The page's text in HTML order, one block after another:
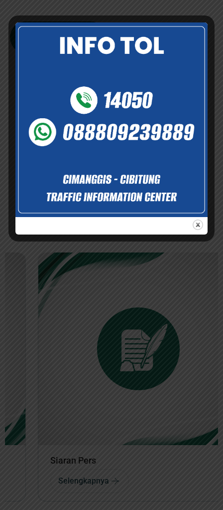
Selengkapnya
Informasi dan Layanan
Informasi dan dukungan layanan yang tersedia demi
Siaran Pers
Selengkapnya